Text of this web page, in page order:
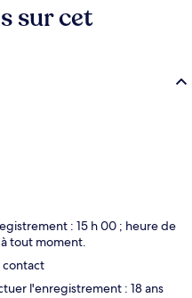
sur cet
: 15 h 00 ; heure de
tout moment.
contact
l'enregistrement : 18 ans